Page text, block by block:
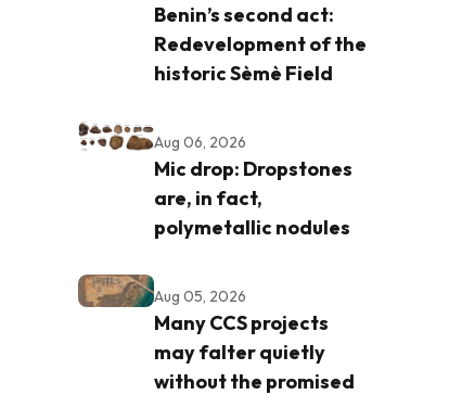
Benin’s second act:
Redevelopment of the
historic Sèmè Field
Aug 06, 2026
Mic drop: Dropstones
are, in fact,
polymetallic nodules
Aug 05, 2026
Many CCS projects
may falter quietly
without the promised